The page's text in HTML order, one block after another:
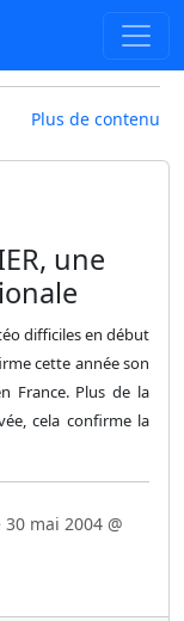
Plus de contenu
une
difficiles en début
cette année son
France. Plus de la
cela confirme la
mai 2004 @